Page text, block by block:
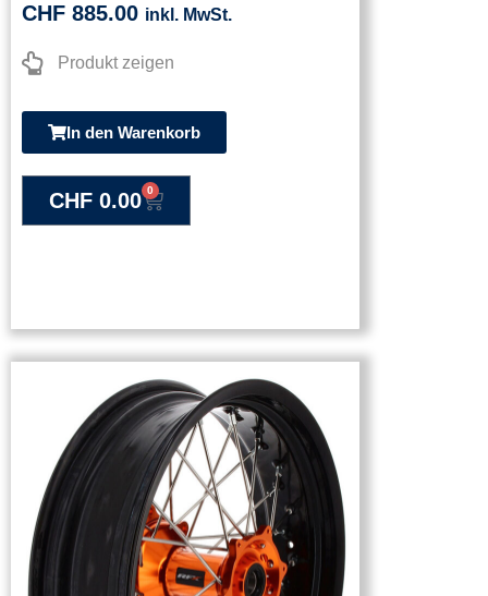
CHF 885.00 inkl. MwSt.
Produkt zeigen
In den Warenkorb
CHF 0.00 0